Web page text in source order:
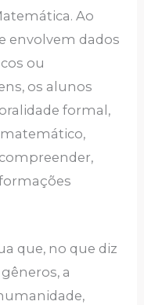
Ao
envolvem dados
ou
os alunos
formal,
que, no que diz
a